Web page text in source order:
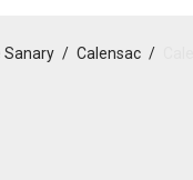
Sanary / Calensac /